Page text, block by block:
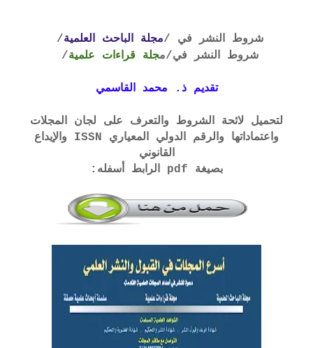
شروط النشر في /مجلة الباحث العلمية/
شروط النشر في/مجلة قراءات علمية/
تقديم ذ. محمد القاسمي
لتحميل لائحة الشروط والتعرف على لجان المجلات
واعتماداتها والرقم الدولي المعياري ISSN والإيداع
القانوني
بصيغة pdf الرابط أسفله: